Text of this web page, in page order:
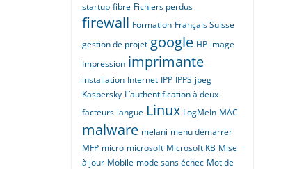
startup fibre Fichiers perdus
firewall Formation Français Suisse
gestion de projet google HP image
Impression imprimante
installation Internet IPP IPPS jpeg
Kaspersky L’authentification à deux
facteurs langue Linux LogMeIn MAC
malware melani menu démarrer
MFP micro microsoft Microsoft KB Mise
à jour Mobile mode sans échec Mot de